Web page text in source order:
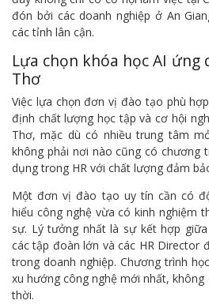
đón bởi các doanh nghiệp ở An
các tỉnh lân cận.
Lựa chọn khóa học AI ứng
Thơ
Việc lựa chọn đơn vị đào tạo phù
định chất lượng học tập và cơ hội
Thơ, mặc dù có nhiều trung tâm
không phải nơi nào cũng có chương
dụng trong HR với chất lượng đảm
Một đơn vị đào tạo uy tín cần có
hiểu công nghệ vừa có kinh nghiệm
sự. Lý tưởng nhất là sự kết hợp
các tập đoàn lớn và các HR Director
trong doanh nghiệp. Chương trình
xu hướng công nghệ mới nhất,
thời.